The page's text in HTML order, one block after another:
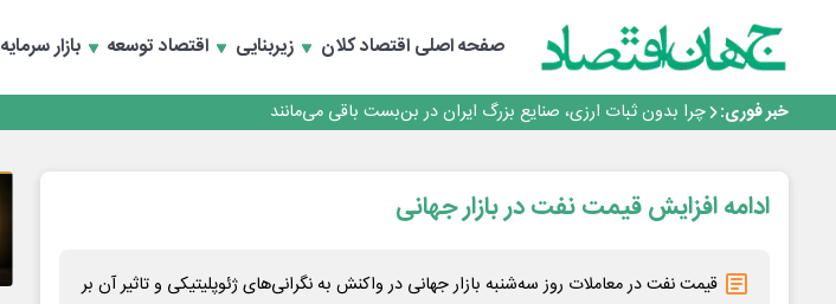
صفحه اصلیاقتصاد کلان زیربنایی اقتصاد توسعه بازار سرمایه
خبر فوری:
۲ درصد از مشترکان ۱۰ درصد برق خانگی را مصرف می‌کنند!
روزنامه ۱۷ مرداد
چرا بدون ثبات ارزی، صنایع بزرگ ایران در بن‌بست باقی می‌مانند
رانندگان انگلیسی به سرقت سوخت روی آوردند!
۲ درصد از مشترکان ۱۰ درصد برق خانگی را مصرف می‌کنند!
روزنامه ۱۷ مرداد
افزایش قیمت بلیت اتوبوس فصلی شد؟
ادامه افزایش قیمت نفت در بازار جهانی
قیمت نفت در معاملات روز سه‌شنبه بازار جهانی در واکنش به نگرانی‌های ژئوپلیتیکی و تاثیر آن بر